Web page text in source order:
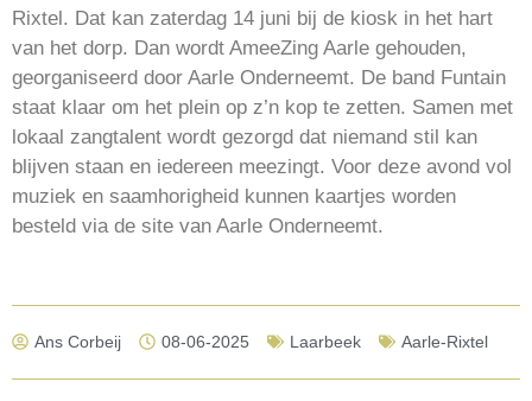
Rixtel. Dat kan zaterdag 14 juni bij de kiosk in het hart
van het dorp. Dan wordt AmeeZing Aarle gehouden,
georganiseerd door Aarle Onderneemt. De band Funtain
staat klaar om het plein op z’n kop te zetten. Samen met
lokaal zangtalent wordt gezorgd dat niemand stil kan
blijven staan en iedereen meezingt. Voor deze avond vol
muziek en saamhorigheid kunnen kaartjes worden
besteld via de site van Aarle Onderneemt.
Ans Corbeij 08-06-2025 Laarbeek Aarle-Rixtel